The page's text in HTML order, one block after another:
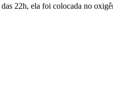
22h, ela foi colocada no